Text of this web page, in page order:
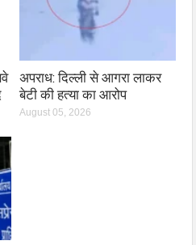
अपराध: दिल्ली से आगरा लाकर
बेटी की हत्या का आरोप
August 05, 2026